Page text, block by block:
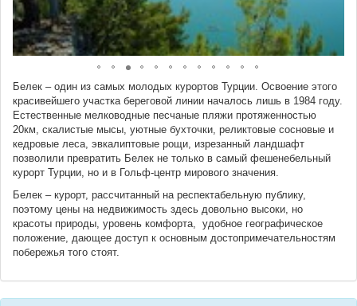
Белек – один из самых молодых курортов Турции. Освоение этого
красивейшего участка береговой линии началось лишь в 1984 году.
Естественные мелководные песчаные пляжи протяженностью
20км, скалистые мысы, уютные бухточки, реликтовые сосновые и
кедровые леса, эвкалиптовые рощи, изрезанный ландшафт
позволили превратить Белек не только в самый фешенебельный
курорт Турции, но и в Гольф-центр мирового значения.
Белек – курорт, рассчитанный на респектабельную публику,
поэтому цены на недвижимость здесь довольно высоки, но
красоты природы, уровень комфорта, удобное географическое
положение, дающее доступ к основным достопримечательностям
побережья того стоят.